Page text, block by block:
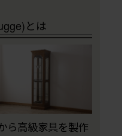
とは
ら高級家具を製作